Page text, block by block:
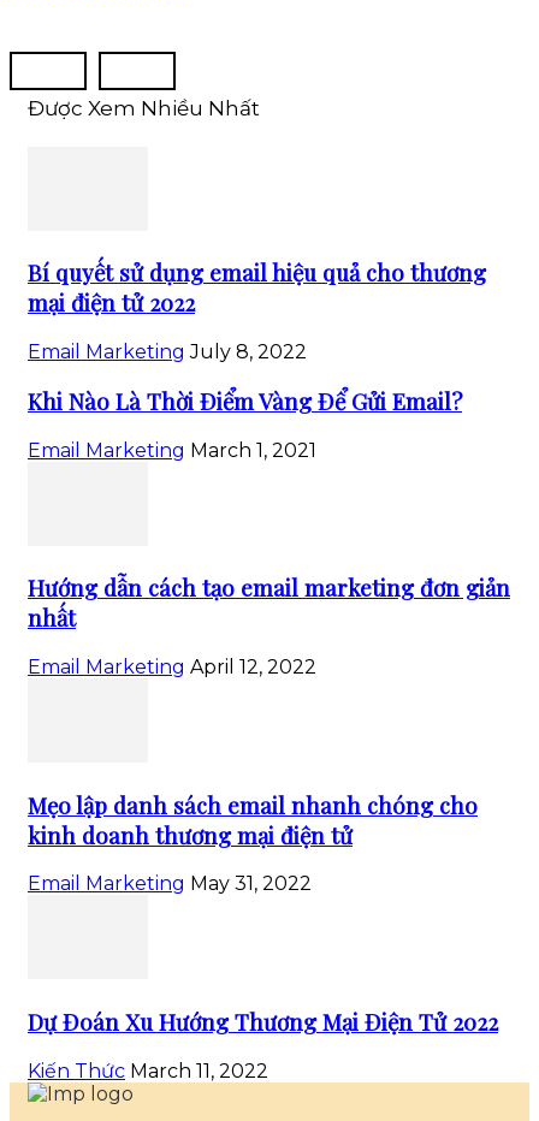
Được Xem Nhiều Nhất
Bí quyết sử dụng email hiệu quả cho thương
mại điện tử 2022
Email Marketing July 8, 2022
Khi Nào Là Thời Điểm Vàng Để Gửi Email?
Email Marketing March 1, 2021
Hướng dẫn cách tạo email marketing đơn giản
nhất
Email Marketing April 12, 2022
Mẹo lập danh sách email nhanh chóng cho
kinh doanh thương mại điện tử
Email Marketing May 31, 2022
Dự Đoán Xu Hướng Thương Mại Điện Tử 2022
Kiến Thức March 11, 2022